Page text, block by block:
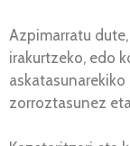
Azpimarratu
irakurtzeko, edo
zorroztasunez